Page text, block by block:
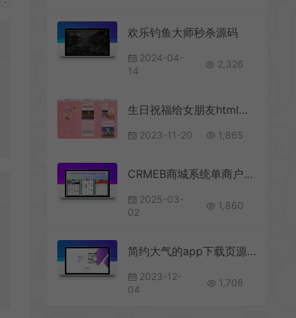
欢乐钓鱼大师秒杀源码
2024-04-
14
2,326
生日祝福给女朋友html源码可设置密码登录
2023-11-20 1,865
CRMEB商城系统单商户开源版源码
2025-03-
02
1,860
简约大气的app下载页源码 个人工作室公司app下载单页
2023-12-
04
1,708